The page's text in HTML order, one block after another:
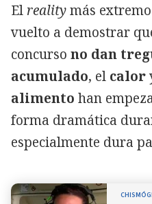
El realitymás
vuelto a demostrar
concurso no dan
acumulado, el calor
alimento han
forma dramática
especialmente dura